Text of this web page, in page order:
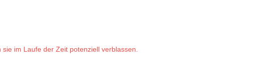
im Laufe der Zeit potenziell verblassen.